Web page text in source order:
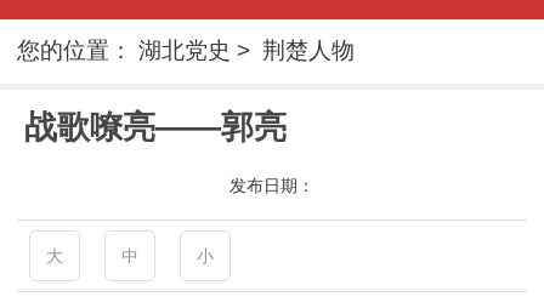
您的位置：湖北党史 >荆楚人物
战歌嘹亮——郭亮
发布日期：
大 中 小